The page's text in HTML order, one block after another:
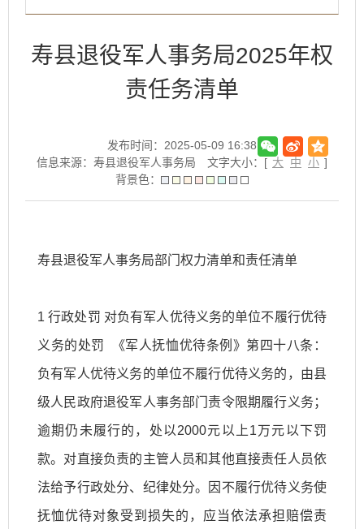
寿县退役军人事务局2025年权
责任务清单
发布时间：2025-05-09 16:38
信息来源：寿县退役军人事务局
文字大小：[ 大 中 小 ]
背景色：
寿县退役军人事务局部门权力清单和责任清单
1 行政处罚 对负有军人优待义务的单位不履行优待
义务的处罚 《军人抚恤优待条例》第四十八条：
负有军人优待义务的单位不履行优待义务的，由县
级人民政府退役军人事务部门责令限期履行义务；
逾期仍未履行的，处以2000元以上1万元以下罚
款。对直接负责的主管人员和其他直接责任人员依
法给予行政处分、纪律处分。因不履行优待义务使
抚恤优待对象受到损失的，应当依法承担赔偿责